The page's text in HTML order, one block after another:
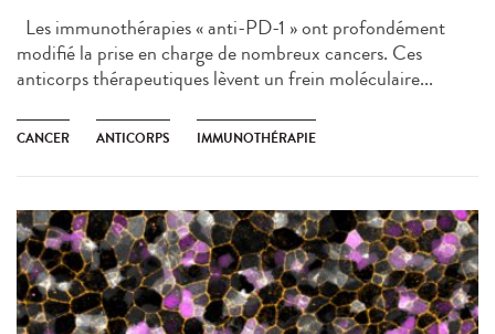
Les immunothérapies « anti-PD-1 » ont profondément
modifié la prise en charge de nombreux cancers. Ces
anticorps thérapeutiques lèvent un frein moléculaire...
CANCER ANTICORPS IMMUNOTHÉRAPIE